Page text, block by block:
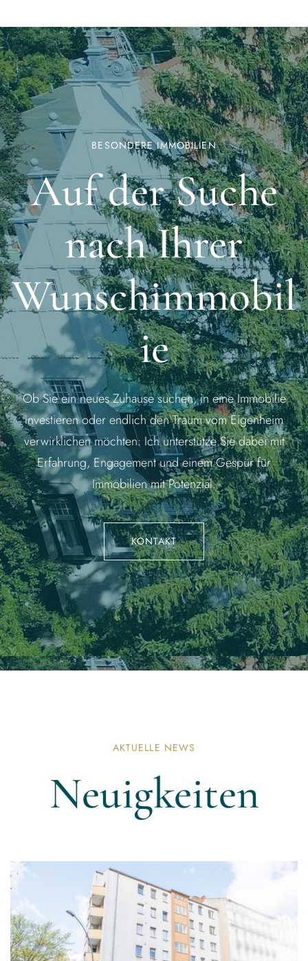
BESONDERE IMMOBILIEN
Auf der Suche
nach Ihrer
Wunschimmobil
ie
Ob Sie ein neues Zuhause suchen, in eine Immobilie
investieren oder endlich den Traum vom Eigenheim
verwirklichen möchten: Ich unterstütze Sie dabei mit
Erfahrung, Engagement und einem Gespür für
Immobilien mit Potenzial.
KONTAKT
AKTUELLE NEWS
Neuigkeiten